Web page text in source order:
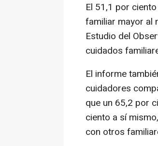
El 51,1 por
familiar mayor al
Estudio del
cuidados
El informe
cuidadores
que un 65,2 por
ciento a sí
con otros